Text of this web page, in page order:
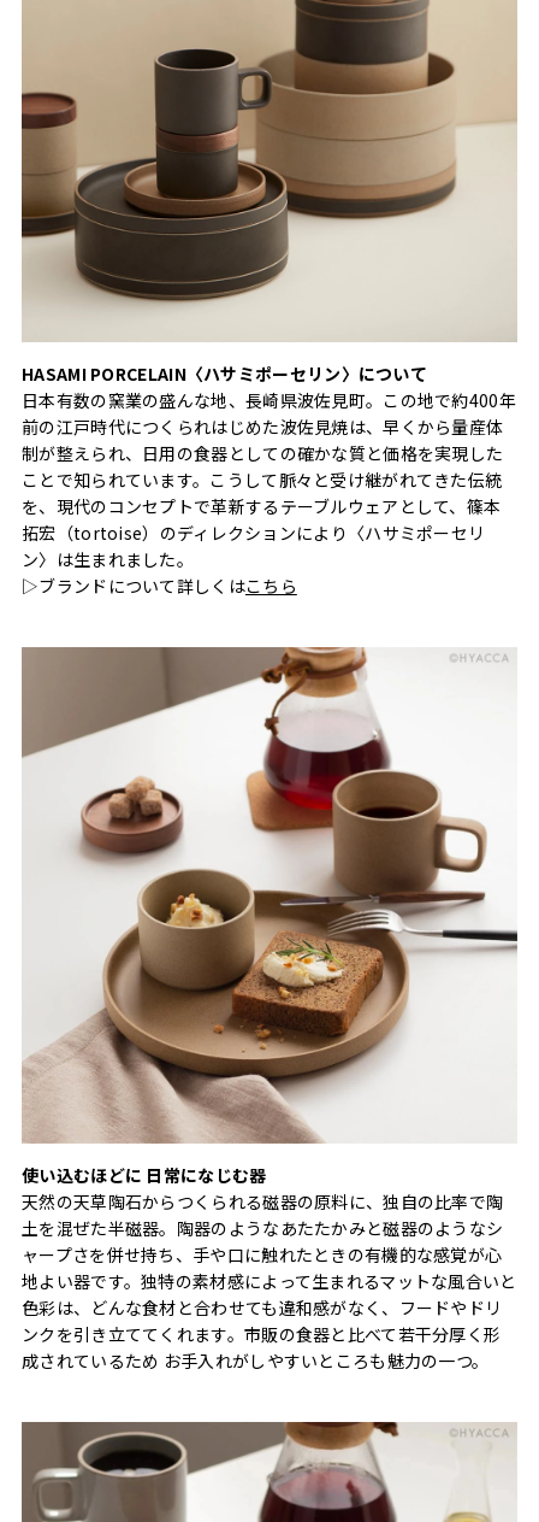
HASAMI PORCELAIN〈ハサミポーセリン〉について
日本有数の窯業の盛んな地、長崎県波佐見町。この地で約400年
前の江戸時代につくられはじめた波佐見焼は、早くから量産体
制が整えられ、日用の食器としての確かな質と価格を実現した
ことで知られています。こうして脈々と受け継がれてきた伝統
を、現代のコンセプトで革新するテーブルウェアとして、篠本
拓宏（tortoise）のディレクションにより〈ハサミポーセリ
ン〉は生まれました。
▷ブランドについて詳しくはこちら
使い込むほどに 日常になじむ器
天然の天草陶石からつくられる磁器の原料に、独自の比率で陶
土を混ぜた半磁器。陶器のようなあたたかみと磁器のようなシ
ャープさを併せ持ち、手や口に触れたときの有機的な感覚が心
地よい器です。独特の素材感によって生まれるマットな風合いと
色彩は、どんな食材と合わせても違和感がなく、フードやドリ
ンクを引き立ててくれます。市販の食器と比べて若干分厚く形
成されているため お手入れがしやすいところも魅力の一つ。